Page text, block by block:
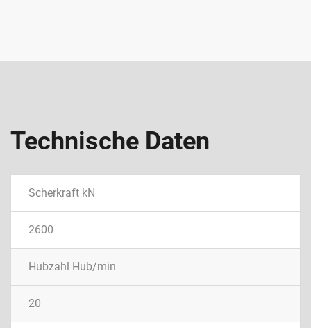
Technische Daten
Scherkraft kN
2600
Hubzahl Hub/min
20